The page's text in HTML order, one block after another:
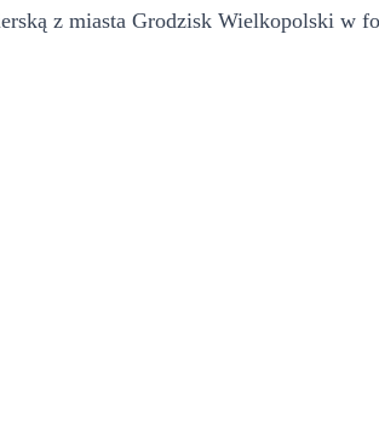
z miasta Grodzisk Wielkopolski w